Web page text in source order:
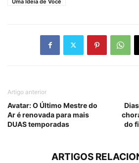
Artigo anterior
Avatar: O Último Mestre do
Ar é renovada para mais
DUAS temporadas
do
ARTIGOS